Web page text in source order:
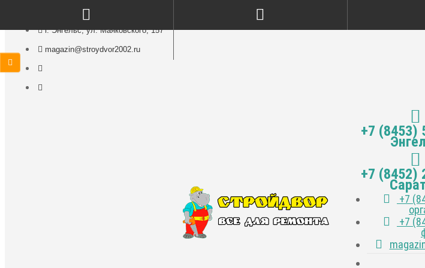
г. Энгельс, ул. Маяковского, 157
magazin@stroydvor2002.ru
+7 (8453)
+7 (8452)
+7
+7